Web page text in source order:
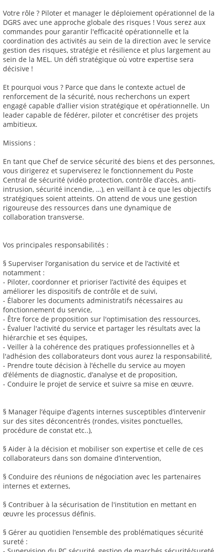
Votre rôle ? Piloter et manager le déploiement opérationnel de la
DGRS avec une approche globale des risques ! Vous serez aux
commandes pour garantir l'efficacité opérationnelle et la
coordination des activités au sein de la direction avec le service
gestion des risques, stratégie et résilience et plus largement au
sein de la MEL. Un défi stratégique où votre expertise sera
décisive !
Et pourquoi vous ? Parce que dans le contexte actuel de
renforcement de la sécurité, nous recherchons un expert
engagé capable d’allier vision stratégique et opérationnelle. Un
leader capable de fédérer, piloter et concrétiser des projets
ambitieux.
Missions :
En tant que Chef de service sécurité des biens et des personnes,
vous dirigerez et superviserez le fonctionnement du Poste
Central de sécurité (vidéo protection, contrôle d’accès, anti-
intrusion, sécurité incendie, …), en veillant à ce que les objectifs
stratégiques soient atteints. On attend de vous une gestion
rigoureuse des ressources dans une dynamique de
collaboration transverse.
Vos principales responsabilités :
§ Superviser l’organisation du service et de l’activité et
notamment :
- Piloter, coordonner et prioriser l’activité des équipes et
améliorer les dispositifs de contrôle et de suivi,
- Élaborer les documents administratifs nécessaires au
fonctionnement du service,
- Être force de proposition sur l'optimisation des ressources,
- Évaluer l'activité du service et partager les résultats avec la
hiérarchie et ses équipes,
- Veiller à la cohérence des pratiques professionnelles et à
l'adhésion des collaborateurs dont vous aurez la responsabilité,
- Prendre toute décision à l’échelle du service au moyen
d’éléments de diagnostic, d’analyse et de proposition,
- Conduire le projet de service et suivre sa mise en œuvre.
§ Manager l’équipe d’agents internes susceptibles d’intervenir
sur des sites déconcentrés (rondes, visites ponctuelles,
procédure de constat etc..),
§ Aider à la décision et mobiliser son expertise et celle de ces
collaborateurs dans son domaine d’intervention,
§ Conduire des réunions de négociation avec les partenaires
internes et externes,
§ Contribuer à la sécurisation de l'institution en mettant en
œuvre les processus définis.
§ Gérer au quotidien l’ensemble des problématiques sécurité
sureté :